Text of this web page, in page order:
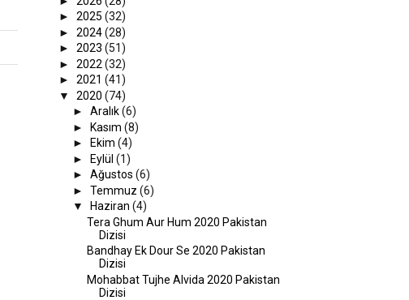
► 2025 (32)
► 2024(28)
► 2023 (51)
► 2022 (32)
► 2021 (41)
▼ 2020 (74)
► Aralık(6)
► Kasım (8)
►
Ekim (4)
► Eylül (1)
► Ağustos (6)
► Temmuz (6)
▼
Haziran (4)
Tera Ghum Aur Hum 2020 Pakistan
Dizisi
Bandhay Ek Dour Se 2020 Pakistan
Dizisi
Mohabbat Tujhe Alvida 2020 Pakistan
Dizisi